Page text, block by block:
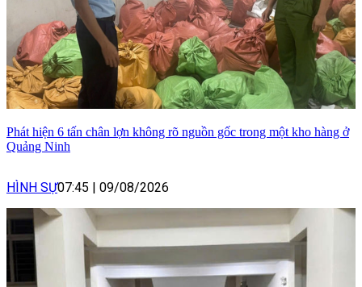
Phát hiện 6 tấn chân lợn không rõ nguồn gốc trong một kho hàng ở
Quảng Ninh
HÌNH SỰ07:45 09/08/2026